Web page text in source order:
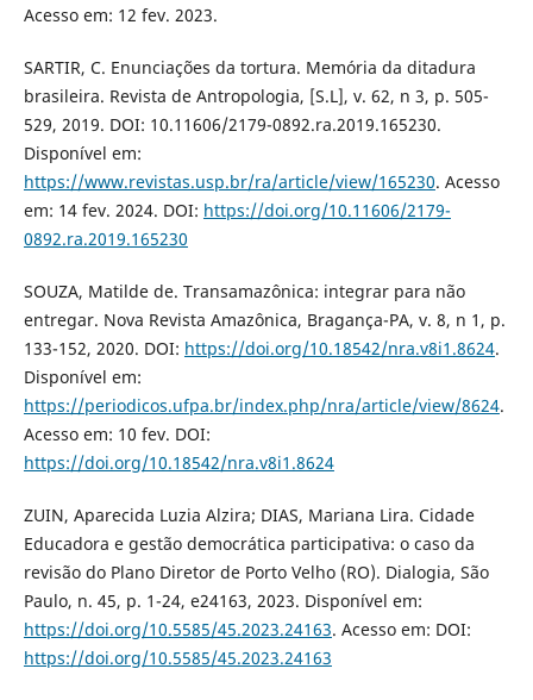
Acesso em: 12 fev. 2023.
SARTIR, C. Enunciações da tortura. Memória da ditadura
brasileira. Revista de Antropologia, [S.L], v. 62, n 3, p. 505-
529, 2019. DOI: 10.11606/2179-0892.ra.2019.165230.
Disponível em:
https://www.revistas.usp.br/ra/article/view/165230. Acesso
em: 14 fev. 2024. DOI: https://doi.org/10.11606/2179-
0892.ra.2019.165230
SOUZA, Matilde de. Transamazônica: integrar para não
entregar. Nova Revista Amazônica, Bragança-PA, v. 8, n 1, p.
133-152, 2020. DOI: https://doi.org/10.18542/nra.v8i1.8624.
Disponível em:
https://periodicos.ufpa.br/index.php/nra/article/view/8624.
Acesso em: 10 fev. DOI:
https://doi.org/10.18542/nra.v8i1.8624
ZUIN, Aparecida Luzia Alzira; DIAS, Mariana Lira. Cidade
Educadora e gestão democrática participativa: o caso da
revisão do Plano Diretor de Porto Velho (RO). Dialogia, São
Paulo, n. 45, p. 1-24, e24163, 2023. Disponível em:
https://doi.org/10.5585/45.2023.24163. Acesso em: DOI:
https://doi.org/10.5585/45.2023.24163